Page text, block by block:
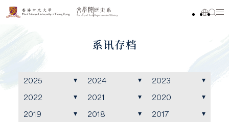
系讯存档
2025 2024
2023
2022
2021
2020
2019
2018
2017